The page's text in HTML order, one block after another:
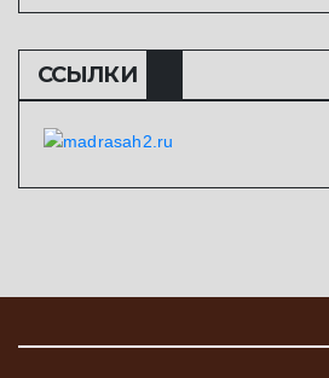
ССЫЛКИ